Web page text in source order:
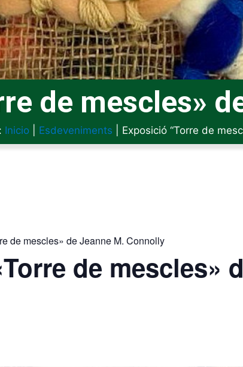
de mescles»
Inicio| Esdeveniments Exposició “Torre de
de mescles» de Jeanne M. Connolly
de mescles»